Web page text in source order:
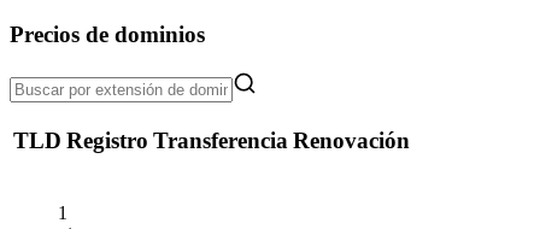
Precios de dominios
TLD Registro TransferenciaRenovación
1